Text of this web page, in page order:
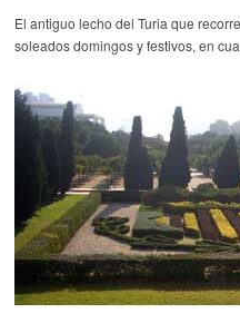
El antiguo lecho del Turia que
soleados domingos y festivos, en